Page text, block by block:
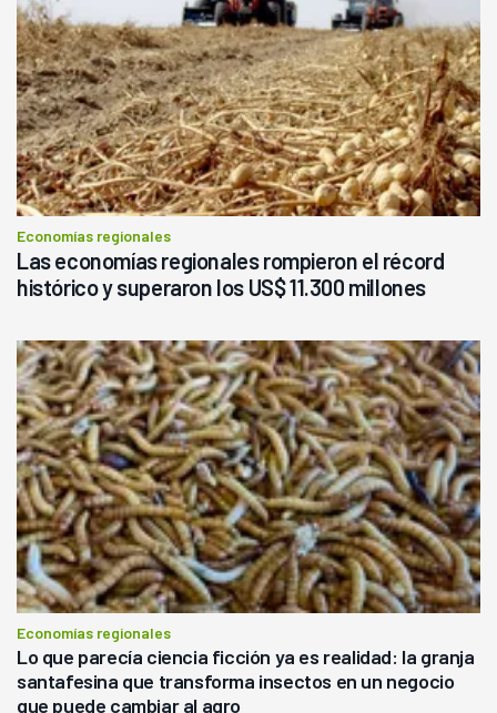
Economías regionales
Las economías regionales rompieron el récord
histórico y superaron los US$ 11.300 millones
Economías regionales
Lo que parecía ciencia ficción ya es realidad: la granja
santafesina que transforma insectos en un negocio
que puede cambiar al agro